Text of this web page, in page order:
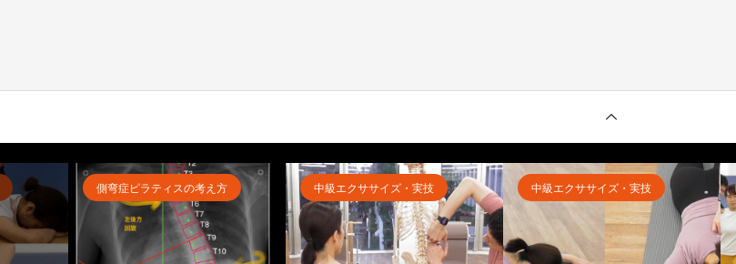
側弯症ピラティスの考え方 中級エクササイズ・実技 中級エクササイズ・実技